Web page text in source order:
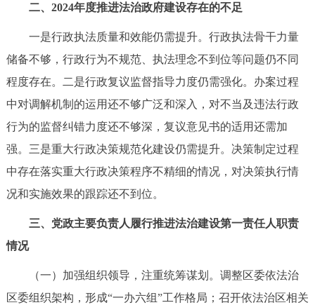
二、2024年度推进法治政府建设存在的不足
一是行政执法质量和效能仍需提升。行政执法骨干力量
储备不够，行政行为不规范、执法理念不到位等问题仍不同
程度存在。二是行政复议监督指导力度仍需强化。办案过程
中对调解机制的运用还不够广泛和深入，对不当及违法行政
行为的监督纠错力度还不够深，复议意见书的适用还需加
强。三是重大行政决策规范化建设仍需提升。决策制定过程
中存在落实重大行政决策程序不精细的情况，对决策执行情
况和实施效果的跟踪还不到位。
三、党政主要负责人履行推进法治建设第一责任人职责
情况
（一）加强组织领导，注重统筹谋划。调整区委依法治
区委组织架构，形成“一办六组”工作格局；召开依法治区相关